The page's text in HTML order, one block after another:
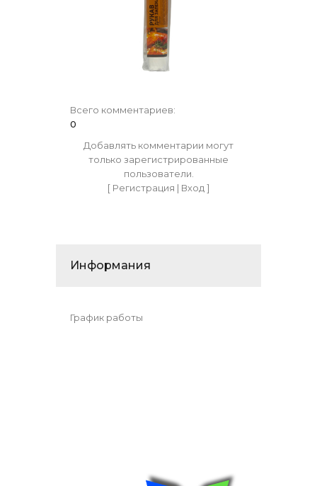
Всего комментариев:
0
Добавлять комментарии могут
только зарегистрированные
пользователи.
[ Регистрация | Вход]
Информания
График работы